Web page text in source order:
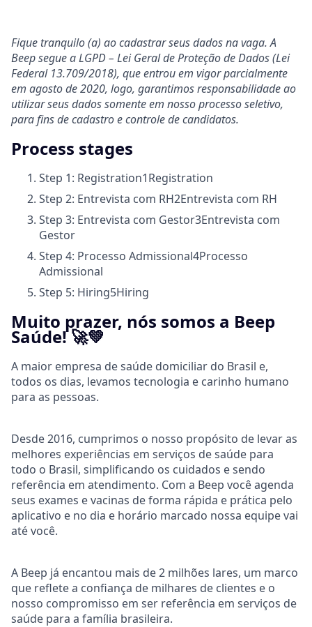
Fique tranquilo (a) ao cadastrar seus dados na vaga. A
Beep segue a LGPD – Lei Geral de Proteção de Dados (Lei
Federal 13.709/2018), que entrou em vigor parcialmente
em agosto de 2020, logo, garantimos responsabilidade ao
utilizar seus dados somente em nosso processo seletivo,
para fins de cadastro e controle de candidatos.
Process stages
Step 1: Registration1Registration
Step 2: Entrevista com RH2Entrevista com RH
Step 3: Entrevista com Gestor3Entrevista com
Gestor
Step 4: Processo Admissional4Processo
Admissional
Step 5: Hiring5Hiring
Muito prazer, nós somos a Beep
Saúde! 🚀💚
A maior empresa de saúde domiciliar do Brasil e,
todos os dias, levamos tecnologia e carinho humano
para as pessoas.
Desde 2016, cumprimos o nosso propósito de levar as
melhores experiências em serviços de saúde para
todo o Brasil, simplificando os cuidados e sendo
referência em atendimento. Com a Beep você agenda
seus exames e vacinas de forma rápida e prática pelo
aplicativo e no dia e horário marcado nossa equipe vai
até você.
A Beep já encantou mais de 2 milhões lares, um marco
que reflete a confiança de milhares de clientes e o
nosso compromisso em ser referência em serviços de
saúde para a família brasileira.